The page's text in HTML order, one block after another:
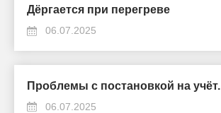
Дёргается при перегреве
06.07.2025
Проблемы с постановкой на учёт.
06.07.2025